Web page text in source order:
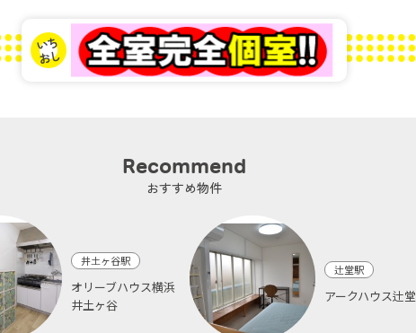
Recommend
おすすめ物件
井土ヶ谷駅
オリーブハウス横浜
井土ヶ谷
辻堂駅
アークハウス辻堂